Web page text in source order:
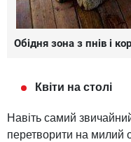
Обідня зона з пнів і
Квіти на столі
Навіть самий
перетворити на милий